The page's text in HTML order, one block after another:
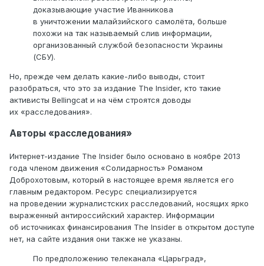
доказывающие участие Иванникова
в уничтожении малайзийского самолёта, больше
похожи на так называемый слив информации,
организованный службой безопасности Украины
(СБУ).
Но, прежде чем делать какие-либо выводы, стоит
разобраться, что это за издание The Insider, кто такие
активисты Bellingcat и на чём строятся доводы
их «расследования».
Авторы «расследования»
Интернет-издание The Insider было основано в ноябре 2013
года членом движения «Солидарность» Романом
Доброхотовым, который в настоящее время является его
главным редактором. Ресурс специализируется
на проведении журналистских расследований, носящих ярко
выраженный антироссийский характер. Информации
об источниках финансирования The Insider в открытом доступе
нет, на сайте издания они также не указаны.
По предположению телеканала «Царьград»,